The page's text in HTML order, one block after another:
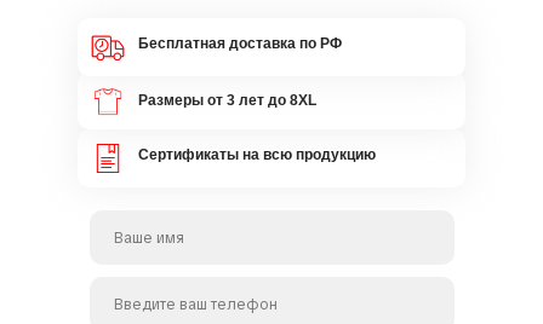
Размеры от 3 лет до 8XL
Сертификаты на всю продукцию
Бесплатная доставка по РФ